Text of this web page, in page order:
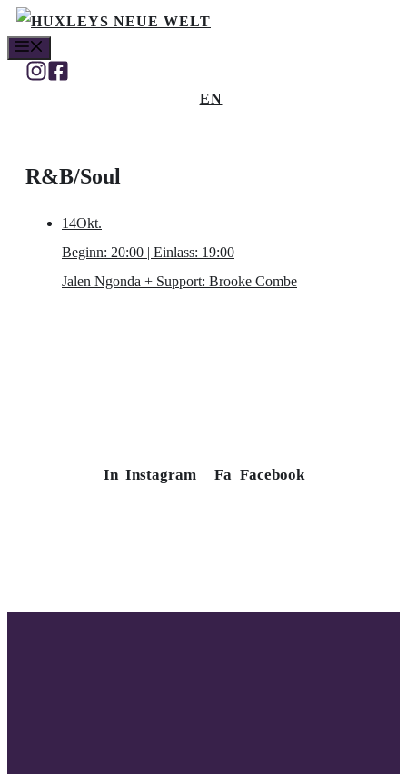
Zum
Inhalt
springen
EN
R&B/Soul
14Okt.
Beginn: 20:00 | Einlass: 19:00
Jalen Ngonda + Support: Brooke Combe
In Instagram Fa Facebook